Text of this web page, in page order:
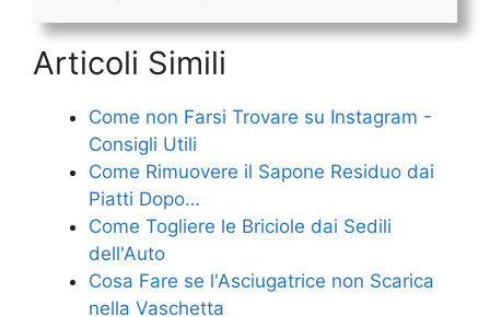
Articoli Simili
Come non Farsi Trovare su Instagram -
Consigli Utili
Come Rimuovere il Sapone Residuo dai
Piatti Dopo…
Come Togliere le Briciole dai Sedili
dell'Auto
Cosa Fare se l'Asciugatrice non Scarica
nella Vaschetta